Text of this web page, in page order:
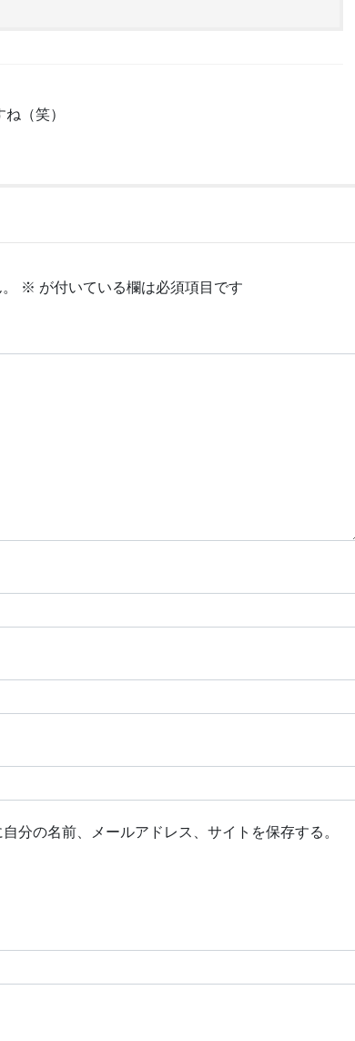
（笑）
※ が付いている欄は必須項目です
分の名前、メールアドレス、サイトを保存する。